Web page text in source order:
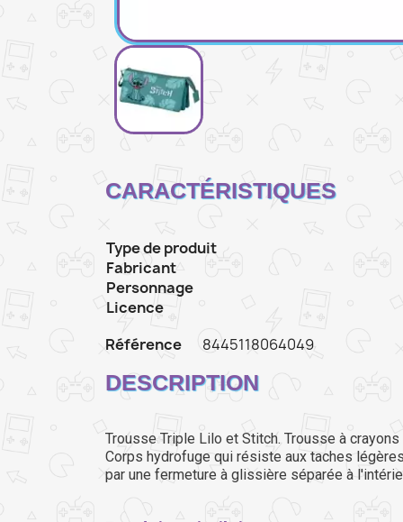
CARACTÉRISTIQUES
Type de produit
Fabricant
Personnage
Licence
Référence
8445118064049
DESCRIPTION
Trousse Triple Lilo et Stitch. Trousse à
Corps hydrofuge qui résiste aux taches
par une fermeture à glissière séparée à